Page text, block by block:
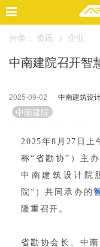
精选案例
建 筑
室 内
视 频
头条资讯
业 界
机 构
人 物
地 产
分类： 资讯 > 企业
中南建院召开智
2025-09-02 中南建筑设
中南建院
2025年8月27日上
称“省勘协”）主
中南建筑设计院
院”）共同承办的
隆重召开。
省勘协会长、中